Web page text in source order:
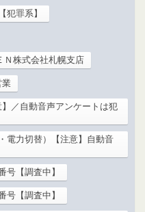
犯罪系】
Ｎ株式会社札幌支店
／自動音声アンケートは犯
電力切替）【注意】自動音
号【調査中】
号【調査中】